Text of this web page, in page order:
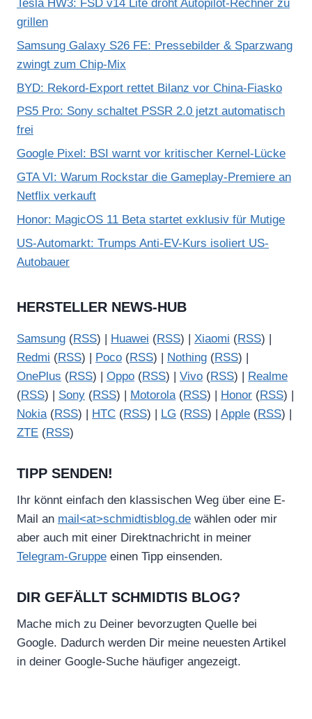
Tesla HW3: FSD v14 Lite droht Autopilot-Rechner zu
grillen
Samsung Galaxy S26 FE: Pressebilder & Sparzwang
zwingt zum Chip-Mix
BYD: Rekord-Export rettet Bilanz vor China-Fiasko
PS5 Pro: Sony schaltet PSSR 2.0 jetzt automatisch
frei
Google Pixel: BSI warnt vor kritischer Kernel-Lücke
GTA VI: Warum Rockstar die Gameplay-Premiere an
Netflix verkauft
Honor: MagicOS 11 Beta startet exklusiv für Mutige
US-Automarkt: Trumps Anti-EV-Kurs isoliert US-
Autobauer
HERSTELLER NEWS-HUB
Samsung (RSS) | Huawei (RSS) | Xiaomi (RSS) |
Redmi (RSS) | Poco (RSS) | Nothing (RSS) |
OnePlus (RSS) | Oppo (RSS) | Vivo (RSS) |
Realme
(RSS) | Sony (RSS) | Motorola(RSS) | Honor (RSS) |
Nokia(RSS) | HTC (RSS) | LG (RSS) | Apple (RSS) |
ZTE (RSS)
TIPP SENDEN!
Ihr könnt einfach den klassischen Weg über eine E-
Mail an mail<at>schmidtisblog.de wählen oder mir
aber auch mit einer Direktnachricht in meiner
Telegram-Gruppe einen Tipp einsenden.
DIR GEFÄLLT SCHMIDTIS BLOG?
Mache mich zu Deiner bevorzugten Quelle bei
Google. Dadurch werden Dir meine neuesten Artikel
in deiner Google-Suche häufiger angezeigt.